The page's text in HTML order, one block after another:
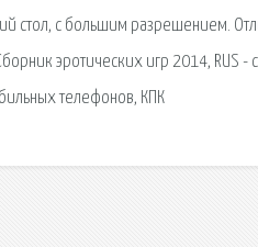
стол, с большим разрешением.
эротических игр 2014, RUS -
телефонов, КПК